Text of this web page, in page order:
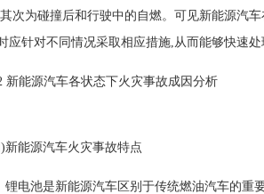
次为碰撞后和行驶中的自燃。可见新能源汽
应针对不同情况采取相应措施,从而能够快速处
新能源汽车各状态下火灾事故成因分析
新能源汽车火灾事故特点
电池是新能源汽车区别于传统燃油汽车的重